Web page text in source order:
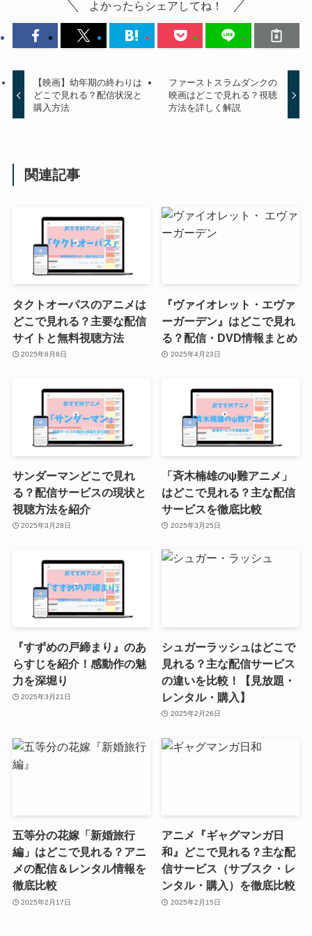
よかったらシェアしてね！
【映画】幼年期の終わりは
どこで見れる？配信状況と
購入方法
ファーストスラムダンクの
映画はどこで見れる？視聴
方法を詳しく解説
関連記事
タクトオーパスのアニメは
どこで見れる？主要な配信
サイトと無料視聴方法
2025年6月8日
『ヴァイオレット・エヴァ
ーガーデン』はどこで見れ
る？配信・DVD情報まとめ
2025年4月23日
サンダーマンどこで見れ
る？配信サービスの現状と
視聴方法を紹介
2025年3月28日
「斉木楠雄のψ難アニメ」
はどこで見れる？主な配信
サービスを徹底比較
2025年3月25日
『すずめの戸締まり』のあ
らすじを紹介！感動作の魅
力を深堀り
2025年3月21日
シュガーラッシュはどこで
見れる？主な配信サービス
の違いを比較！【見放題・
レンタル・購入】
2025年2月26日
五等分の花嫁「新婚旅行
編」はどこで見れる？アニ
メの配信＆レンタル情報を
徹底比較
2025年2月17日
アニメ『ギャグマンガ日
和』どこで見れる？主な配
信サービス（サブスク・レ
ンタル・購入）を徹底比較
2025年2月15日